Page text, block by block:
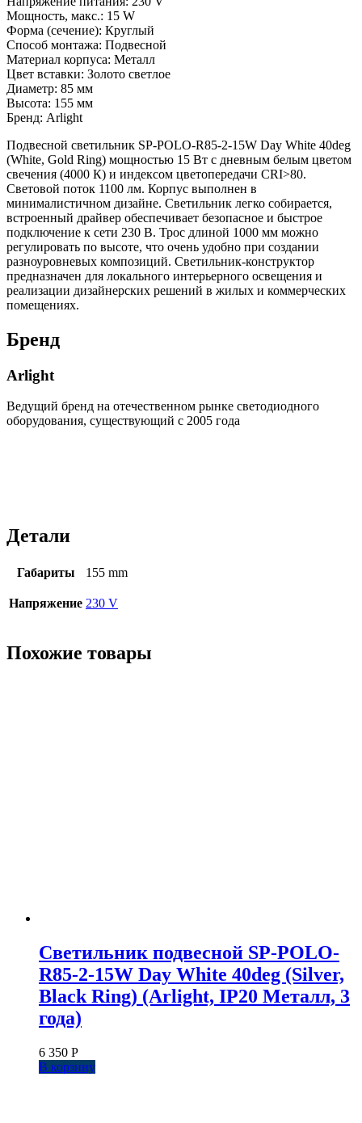
Мощность, макс.: 15 W
Форма (сечение): Круглый
Способ монтажа: Подвесной
Материал корпуса: Металл
Цвет вставки: Золото светлое
Диаметр: 85 мм
Высота: 155 мм
Бренд: Arlight
Подвесной светильник SP-POLO-R85-2-15W Day White 40deg
(White, Gold Ring) мощностью 15 Вт с дневным белым цветом
свечения (4000 К) и индексом цветопередачи CRI>80.
Световой поток 1100 лм. Корпус выполнен в
минималистичном дизайне. Светильник легко собирается,
встроенный драйвер обеспечивает безопасное и быстрое
подключение к сети 230 В. Трос длиной 1000 мм можно
регулировать по высоте, что очень удобно при создании
разноуровневых композиций. Светильник-конструктор
предназначен для локального интерьерного освещения и
реализации дизайнерских решений в жилых и коммерческих
помещениях.
Бренд
Arlight
Ведущий бренд на отечественном рынке светодиодного
оборудования, существующий с 2005 года
Детали
Габариты 155 mm
Напряжение 230 V
Похожие товары
Светильник подвесной SP-POLO-
R85-2-15W Day White 40deg (Silver,
Black Ring) (Arlight, IP20 Металл, 3
года)
6 350 Р
В корзину